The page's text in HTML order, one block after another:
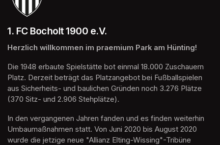
1. FC Bocholt 1900 e.V.
Herzlich willkommen im praemium Park am Hünting!
Die 1948 erbaute Spielstätte bot einmal 18.000 Zuschauern
Platz. Derzeit beträgt das Platzangebot bei Fußballspielen
aus Sicherheits- und baulichen Gründen noch 3.276 Plätze
(370 Sitz- und 2.906 Stehplätze).
In den vergangenen Jahren fanden und es finden weiterhin
Umbaumaßnahmen statt. Von Juni 2020 bis August 2020
wurde die jetzige neue "Allianz Elting-Wissing"-Tribüne